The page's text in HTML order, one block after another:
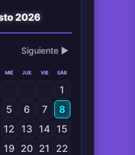
2026
Siguiente ▶
MIÉ JUE VIE SÁB
1
5 6 7
8
12 13 14 15
19 20 21
22